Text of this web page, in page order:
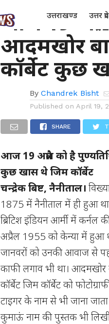
उत्तराखण्ड उत्तर
आज 19
आदमखोर
कॉर्बेट कुछ
By Chandrek Bisht
Published on April 19,
SHARE
आज 19 अप्रैल को है
कुछ खास थे जिम कॉर्बेट
चन्द्रेक बिष्ट, नैनीताल।
1875 में नैनीताल में ही हुआ
ब्रिटिश इंडियन आर्मी में कर्नल
अप्रैल 1955 को केन्या में हुआ
जानवरों को उनकी आवाज से
काफी लगाव भी था। आदमखोर
कॉर्बेट जिम कॉर्बेट को
टाइगर के नाम से भी जाना
कुमाऊं नाम की पुस्तक भी